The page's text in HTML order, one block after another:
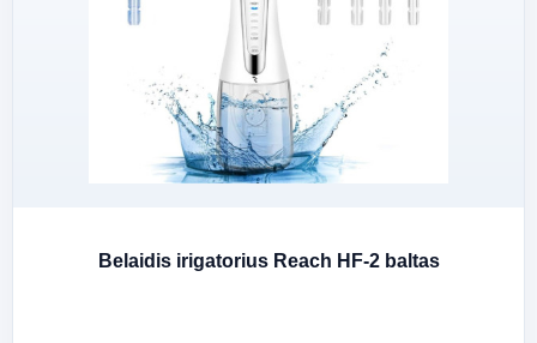
Belaidis irigatorius Reach HF-2 baltas